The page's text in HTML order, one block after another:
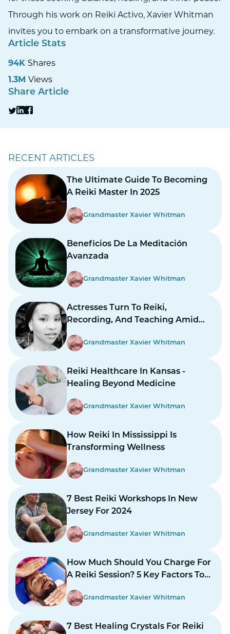
Through his work on Reiki Activo, Xavier Whitman
invites you to embark on a transformative journey.
Article Stats
94K Shares
1.3M Views
Share Article
RECENT ARTICLES
The Ultimate Guide To Becoming
A Reiki Master In 2025
Grandmaster Xavier Whitman
Beneficios De La Meditación
Avanzada
Grandmaster Xavier Whitman
Actresses Turn To Reiki,
Recording, And Teaching Amid
Grandmaster Xavier Whitman
Reiki Healthcare In Kansas -
Healing Beyond Medicine
Grandmaster Xavier Whitman
How Reiki In Mississippi Is
Transforming Wellness
Grandmaster Xavier Whitman
7 Best Reiki Workshops In New
Jersey For 2024
Grandmaster Xavier Whitman
How Much Should You Charge For
A Reiki Session? 5 Key Factors To
Grandmaster Xavier Whitman
7 Best Healing Crystals For Reiki